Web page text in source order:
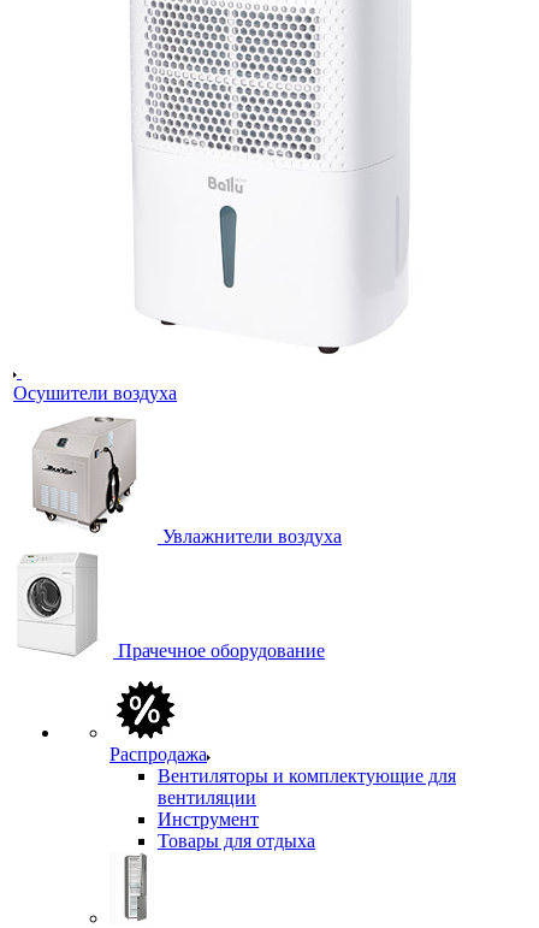
Осушители воздуха
Увлажнители воздуха
Прачечное оборудование
Распродажа
Вентиляторы и комплектующие для
вентиляции
Инструмент
Товары для отдыха